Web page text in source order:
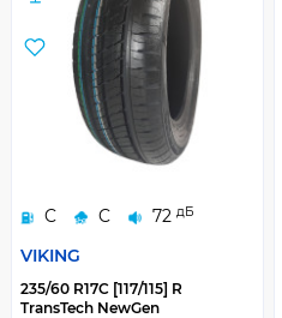
C C 72 дБ
VIKING
235/60 R17C [117/115] R
TransTech NewGen